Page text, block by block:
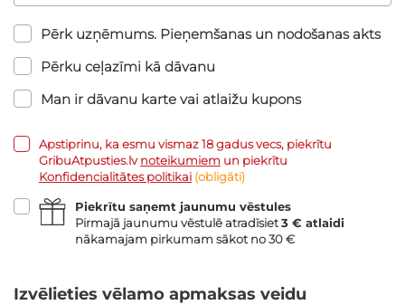
Pērk uzņēmums. Pieņemšanas un nodošanas akts
Pērku ceļazīmi kā dāvanu
Man ir dāvanu karte vai atlaižu kupons
Apstiprinu, ka esmu vismaz 18 gadus vecs, piekrītu
GribuAtpusties.lvnoteikumiem un piekrītu
Konfidencialitātes politikai (obligāti)
Piekrītu saņemt jaunumu vēstules
Pirmajā jaunumu vēstulē atradīsiet3 € atlaidi
nākamajam pirkumam sākot no 30 €
Izvēlieties vēlamo apmaksas veidu